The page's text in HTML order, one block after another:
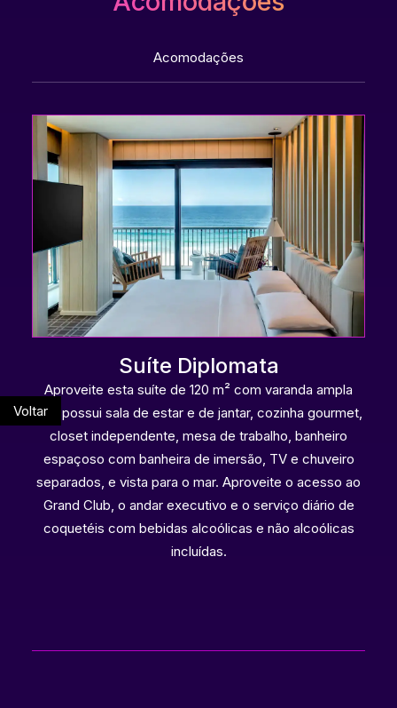
Acomodações
Suíte Diplomata
Aproveite esta suíte de 120 m² com varanda ampla
que possui sala de estar e de jantar, cozinha gourmet,
closet independente, mesa de trabalho, banheiro
espaçoso com banheira de imersão, TV e chuveiro
separados, e vista para o mar. Aproveite o acesso ao
Grand Club, o andar executivo e o serviço diário de
coquetéis com bebidas alcoólicas e não alcoólicas
incluídas.
Voltar